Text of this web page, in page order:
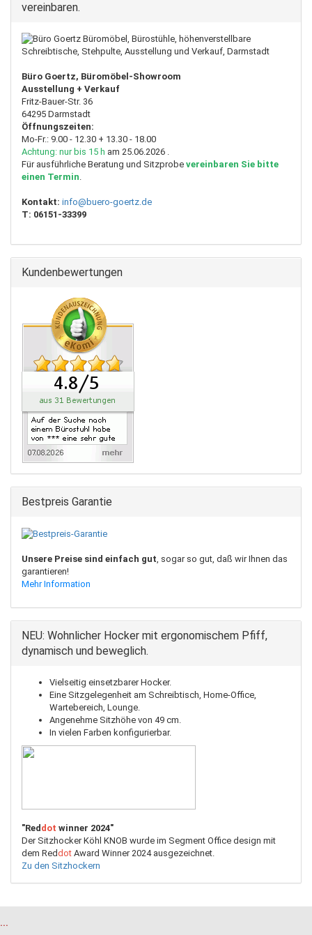
vereinbaren.
Büro Goertz, Büromöbel-Showroom
Ausstellung + Verkauf
Fritz-Bauer-Str. 36
64295 Darmstadt
Öffnungszeiten:
Mo-Fr.: 9.00 - 12.30 + 13.30 - 18.00
Achtung: nur bis 15 h am 25.06.2026 .
Für ausführliche Beratung und Sitzprobe vereinbaren Sie bitte
einen Termin.
Kontakt: info@buero-goertz.de
T: 06151-33399
Kundenbewertungen
Bestpreis Garantie
Unsere Preise sind einfach gut , sogar so gut, daß wir Ihnen das
garantieren!
Mehr Information
NEU: Wohnlicher Hocker mit ergonomischem Pfiff,
dynamisch und beweglich.
Vielseitig einsetzbarer Hocker.
Eine Sitzgelegenheit am Schreibtisch, Home-Office,
Wartebereich, Lounge.
Angenehme Sitzhöhe von 49 cm.
In vielen Farben konfigurierbar.
"Reddot winner 2024"
Der Sitzhocker Köhl KNOB wurde im Segment Office design mit
dem Reddot Award Winner 2024 ausgezeichnet.
Zu den Sitzhockern
...